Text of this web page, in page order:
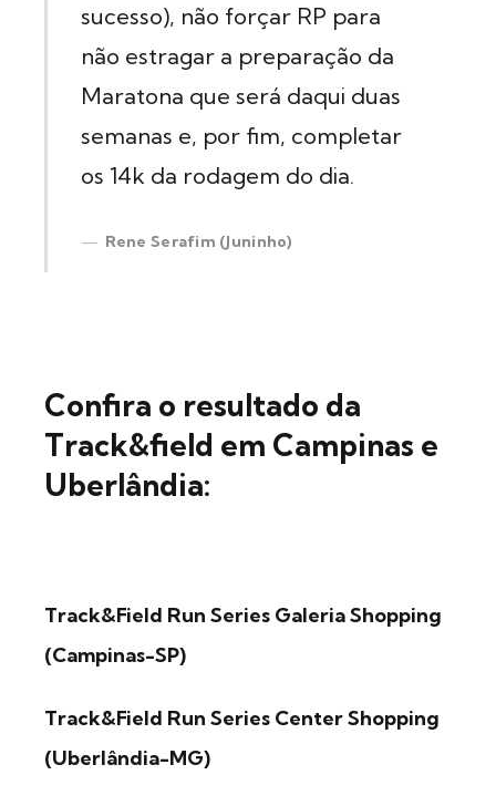
sucesso), não forçar RP para
não estragar a preparação da
Maratona que será daqui duas
semanas e, por fim, completar
os 14k da rodagem do dia.
Rene Serafim (Juninho)
Confira o resultado da
Track&field em Campinas e
Uberlândia:
Track&Field Run Series Galeria Shopping
(Campinas-SP)
Track&Field Run Series Center Shopping
(Uberlândia-MG)